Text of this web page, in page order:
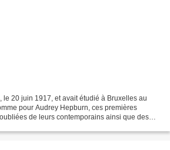
le 20 juin 1917, et avait étudié à Bruxelles au
pour Audrey Hepburn, ces premières
de leurs contemporains ainsi que des